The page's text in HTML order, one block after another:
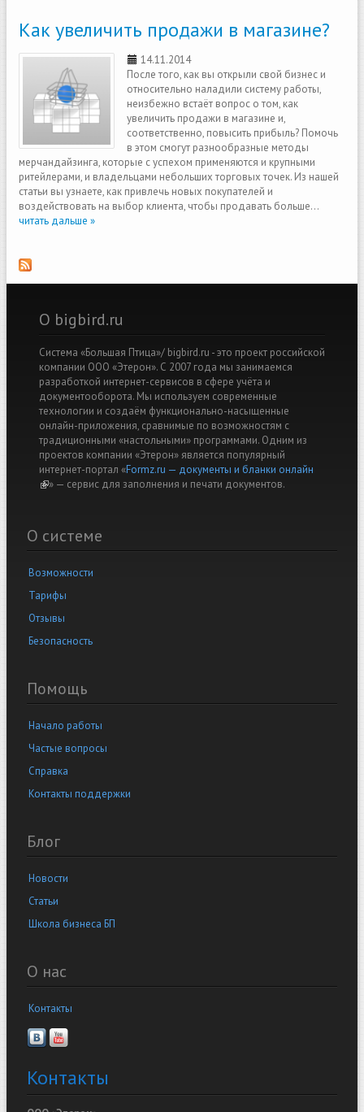
Как увеличить продажи в магазине?
14.11.2014
После того, как вы открыли свой бизнес и
относительно наладили систему работы,
неизбежно встаёт вопрос о том, как
увеличить продажи в магазине и,
соответственно, повысить прибыль? Помочь
в этом смогут разнообразные методы
мерчандайзинга, которые с успехом применяются и крупными
ритейлерами, и владельцами небольших торговых точек. Из нашей
статьи вы узнаете, как привлечь новых покупателей и
воздействовать на выбор клиента, чтобы продавать больше...
читать дальше »
О bigbird.ru
Система «Большая Птица»/ bigbird.ru - это проект российской
компании ООО «Этерон». С 2007 года мы занимаемся
разработкой интернет-сервисов в сфере учёта и
документооборота. Мы используем современные
технологии и создаём функционально-насыщенные
онлайн-приложения, сравнимые по возможностям с
традиционными «настольными» программами. Одним из
проектов компании «Этерон» является популярный
интернет-портал «Formz.ru — документы и бланки онлайн
(link is external)
» — cервис для заполнения и печати документов.
О системе
Возможности
Тарифы
Отзывы
Безопасность
Помощь
Начало работы
Частые вопросы
Справка
Контакты поддержки
Блог
Новости
Статьи
Школа бизнеса БП
О нас
Контакты
Контакты